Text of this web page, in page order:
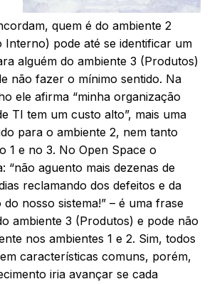
quem é do ambiente 2
Interno) pode até se identificar um
alguém do ambiente 3 (Produtos)
não fazer o mínimo sentido. Na
ele afirma “minha organização
TI tem um custo alto”, mais uma
para o ambiente 2, nem tanto
1 e no 3. No Open Space o
“não aguento mais dezenas de
reclamando dos defeitos e da
nosso sistema!” – é uma frase
ambiente 3 (Produtos) e pode não
nos ambientes 1 e 2. Sim, todos
características comuns, porém,
iria avançar se cada